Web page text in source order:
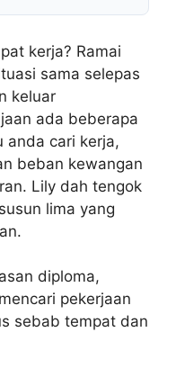
kerja? Ramai
sama selepas
keluar
ada beberapa
anda cari kerja,
beban kewangan
Lily dah tengok
lima yang
diploma,
pekerjaan
sebab tempat dan